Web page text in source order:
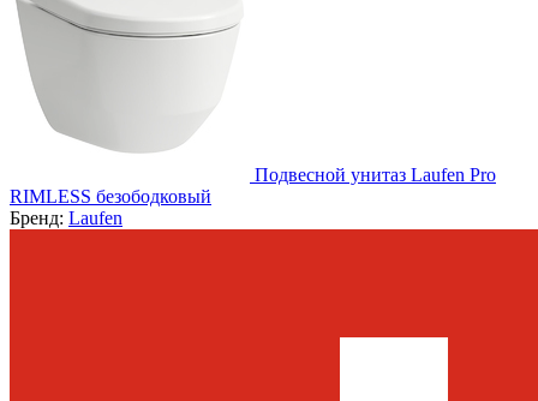
Подвесной унитаз Laufen Pro
RIMLESS безободковый
Бренд: Laufen